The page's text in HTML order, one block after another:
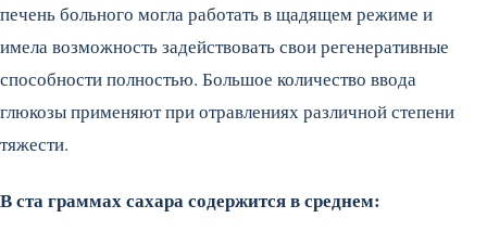
печень больного могла работать в щадящем режиме и
имела возможность задействовать свои регенеративные
способности полностью. Большое количество ввода
глюкозы применяют при отравлениях различной степени
тяжести.
В ста граммах сахара содержится в среднем: